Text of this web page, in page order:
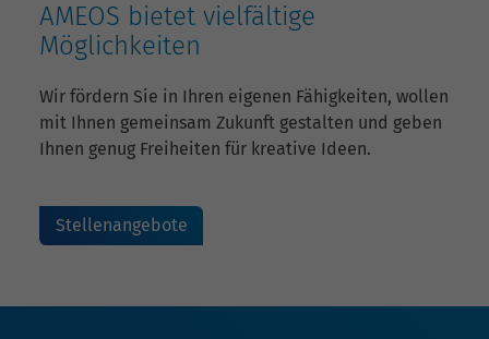
AMEOS bietet vielfältige
Möglichkeiten
Wir fördern Sie in Ihren eigenen Fähigkeiten, wollen
mit Ihnen gemeinsam Zukunft gestalten und geben
Ihnen genug Freiheiten für kreative Ideen.
Stellenangebote